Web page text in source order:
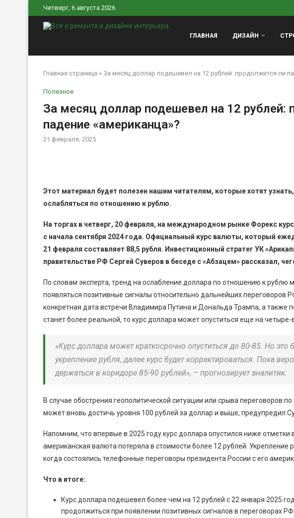
Четверг, 6 августа 2026
ГЛАВНАЯ ДИЗАЙН
Главная страница » За месяц доллар подешевел на 12 рублей: продолжится ли
Полезное
За месяц доллар подешевел на 12 рублей:
падение «американца»?
21 февраля, 2025
Этот материал будет полезен нашим читателям, которые хотят
ослабляться по отношению к рублю.
На торгах в четверг, 20 февраля, на международном рынке Форекс
с начала сентября 2024 года. Официальный курс валюты, который
21 февраля составляет 88,5 рубля. Инвестиционный стратег УК
правительстве РФ Сергей Суверов в беседе с «Абзацем» рассказал,
По словам эксперта, тренд на ослабление доллара по отношению к рублю
появляться позитивные сигналы относительно дальнейших переговоров
конкретная дата встречи Владимира Путина и Дональда Трампа, а также
станет более реальной, то курс доллара может опуститься еще на четыре-
«Курс доллара может краткосрочно опуститься до 80-85. Но это
укрепление рубля, далее курс будет корректироваться. Пока
держаться в коридоре 85-90 рублей», – прогнозирует аналитик.
В случае обострения геополитической ситуации или срыва переговоров
может вновь достичь уровня 100 рублей за доллар и выше, предупредил
Напомним, что впервые в 2025 году курс доллара опустился ниже отметки
американская валюта потеряла в стоимости более 12 рублей. Укрепление
когда состоялись телефонные переговоры президента России с его
Что в итоге:
Курс доллара подешевел более чем на 12 рублей с 22 января 2025
продолжиться при появлении позитивных сигналов в переговорах